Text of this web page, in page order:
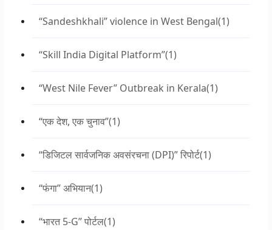
“Sandeshkhali” violence in West Bengal(1)
“Skill India Digital Platform”(1)
“West Nile Fever” Outbreak in Kerala(1)
“एक देश, एक चुनाव”(1)
“डिजिटल सार्वजनिक अवसंरचना (DPI)” रिपोर्ट(1)
“फंगा” अभियान(1)
“भारत 5-G” पोर्टल(1)